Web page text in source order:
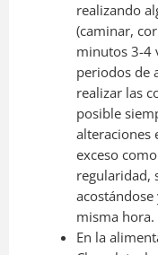
realizando
(caminar,
minutos 3-4
periodos de
realizar las
posible
alteraciones
exceso
regularidad,
misma
En la